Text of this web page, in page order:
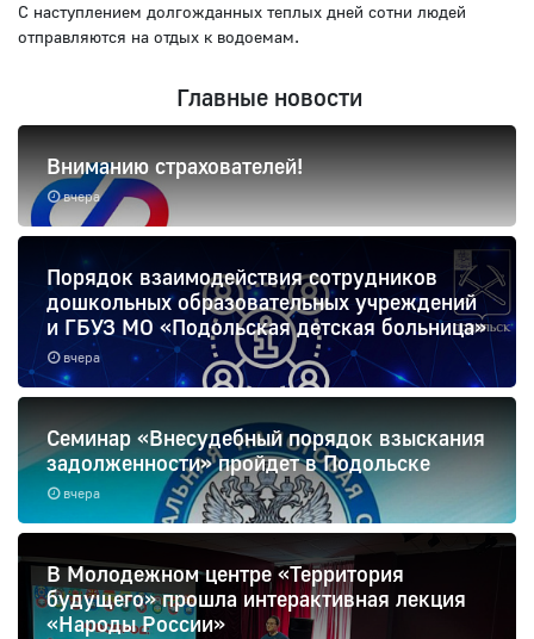
С наступлением долгожданных теплых дней сотни людей
отправляются на отдых к водоемам.
Главные новости
вчера
Вниманию страхователей!
вчера
Порядок взаимодействия сотрудников
дошкольных образовательных учреждений
и ГБУЗ МО «Подольская детская больница»
вчера
Семинар «Внесудебный порядок взыскания
задолженности» пройдет в Подольске
В Молодежном центре «Территория
будущего» прошла интерактивная лекция
«Народы России»